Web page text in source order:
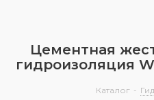
Цементная
гидроизоляция
Каталог -